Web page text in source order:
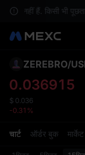
नहीं हैं. किसी भी
ZEREBRO/
0.036915
$ 0.036
-0.31%
चार्ट ऑर्डर बुक